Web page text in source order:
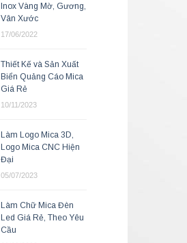
Inox Vàng Mờ, Gương,
Vân Xước
17/06/2022
Thiết Kế và Sản Xuất
Biển Quảng Cáo Mica
Giá Rẻ
10/11/2023
Làm Logo Mica 3D,
Logo Mica CNC Hiện
Đại
05/07/2023
Làm Chữ Mica Đèn
Led Giá Rẻ, Theo Yêu
Cầu